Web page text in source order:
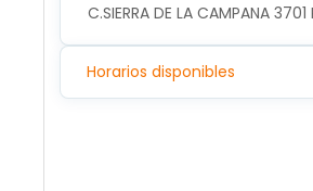
C.SIERRA DE LA CAMPANA 3701
Horarios disponibles